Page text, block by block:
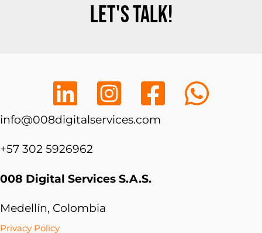
Let's talk!
info@008digitalservices.com
+57 302 5926962
008 Digital Services S.A.S.
Medellín, Colombia
Privacy Policy